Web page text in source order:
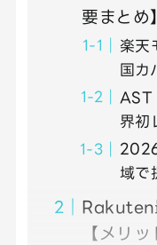
要まとめ
楽天
国カ
AST
界初
域で
Rakuten
【メリッ